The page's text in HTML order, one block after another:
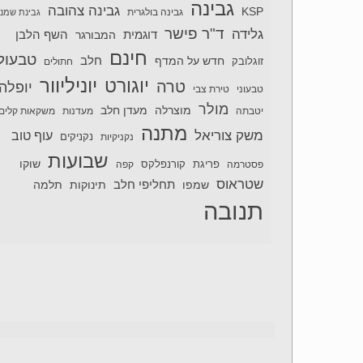
KSP גבינה גבינה בולגרית גבינה צהובה גבינת
גלידה ד"ר פישר דוגמית המבורגר השף הלבן
זוגלובק חדש על המדף חינם חלב חתולים
טבעוני טירת צבי טרה יוגורט יוניליוור
יטבתה מולר מוצרלה מעדן חלב מעדנות משקאות
משק צוריאל מתנה נקניקיות נקניקים עוף טוב
פסטרמה פריגת קורנפלקס קפה שבועות שוקו
שטראוס שמפו תחליפי חלב תינוקות תלמה
תנובה